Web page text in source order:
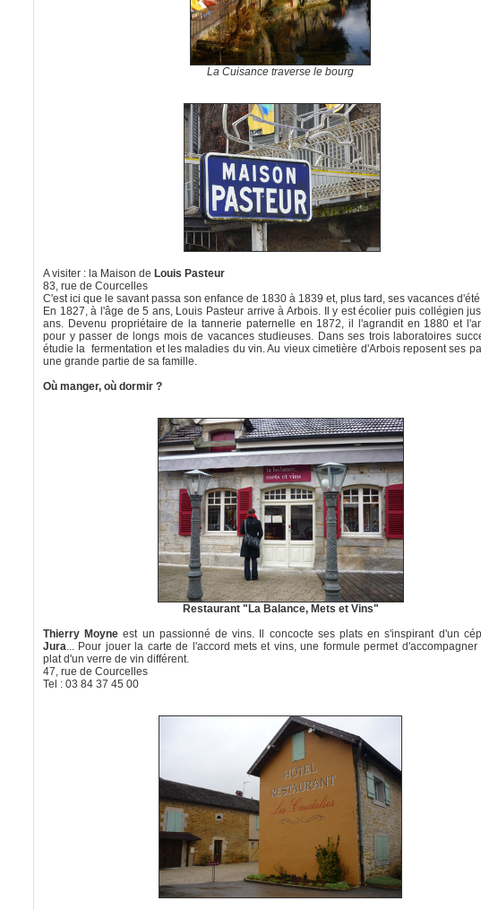
La Cuisance traverse le bourg
A visiter : la Maison de Louis Pasteur
83, rue de Courcelles
C'est ici que le savant passa son enfance de 1830 à 1839 et, plus tard, ses vacances
En 1827, à l'âge de 5 ans, Louis Pasteur arrive à Arbois. Il y est écolier puis collégien
ans. Devenu propriétaire de la tannerie paternelle en 1872, il l'agrandit en 1880 et
pour y passer de longs mois de vacances studieuses. Dans ses trois laboratoires
étudie la fermentation et les maladies du vin. Au vieux cimetière d'Arbois reposent ses
une grande partie de sa famille.
Où manger, où dormir ?
Restaurant "La Balance, Mets et Vins"
Thierry Moyne est un passionné de vins. Il concocte ses plats en s'inspirant d'un
Jura... Pour jouer la carte de l'accord mets et vins, une formule permet d'accompagner
plat d'un verre de vin différent.
47, rue de Courcelles
Tel : 03 84 37 45 00